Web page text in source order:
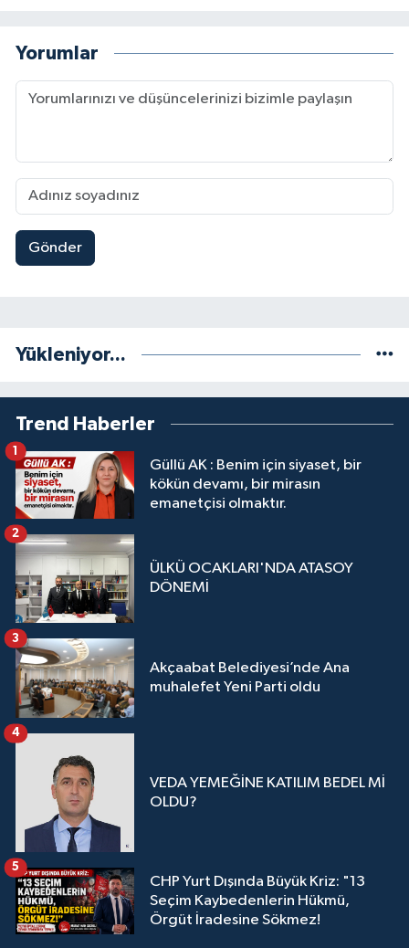
Yorumlar
Gönder
Yükleniyor...
Trend Haberler
Güllü AK : Benim için siyaset, bir
kökün devamı, bir mirasın
emanetçisi olmaktır.
1
ÜLKÜ OCAKLARI'NDA ATASOY
DÖNEMİ
2
Akçaabat Belediyesi’nde Ana
muhalefet Yeni Parti oldu
3
VEDA YEMEĞİNE KATILIM BEDEL Mİ
OLDU?
4
CHP Yurt Dışında Büyük Kriz: "13
Seçim Kaybedenlerin Hükmü,
Örgüt İradesine Sökmez!
5